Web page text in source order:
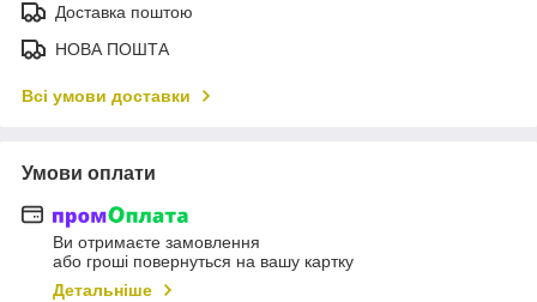
Доставка поштою
НОВА ПОШТА
Всі умови доставки
Умови оплати
Ви отримаєте замовлення
або гроші повернуться на вашу картку
Детальніше